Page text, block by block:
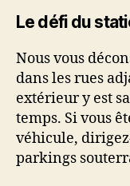
Le défi du
Nous vous
dans les rues
extérieur y est
temps. Si vous
véhicule,
parkings